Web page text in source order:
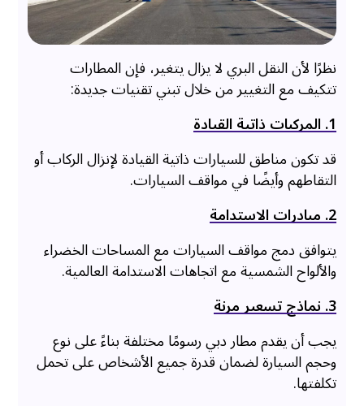
نظرًا لأن النقل البري لا يزال يتغير، فإن المطارات
تتكيف مع التغيير من خلال تبني تقنيات جديدة:
1. المركبات ذاتية القيادة
قد تكون مناطق للسيارات ذاتية القيادة لإنزال الركاب أو
التقاطهم وأيضًا في مواقف السيارات.
2. مبادرات الاستدامة
يتوافق دمج مواقف السيارات مع المساحات الخضراء
والألواح الشمسية مع اتجاهات الاستدامة العالمية.
3. نماذج تسعير مرنة
يجب أن يقدم مطار دبي رسومًا مختلفة بناءً على نوع
وحجم السيارة لضمان قدرة جميع الأشخاص على تحمل
تكلفتها.